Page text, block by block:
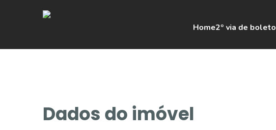
Home2º via de boleto
Dados do imóvel